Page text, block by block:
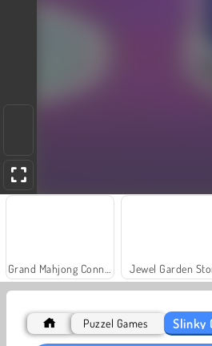
Jewel Garden
Puzzel Games Slinky